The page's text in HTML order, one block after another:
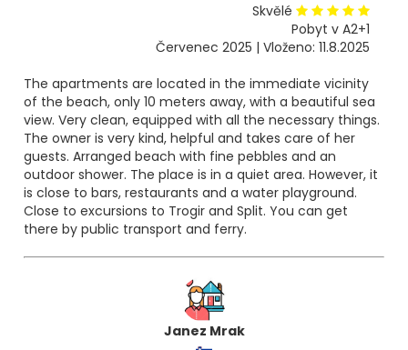
Skvělé
Pobyt v A2+1
Červenec 2025 | Vloženo: 11.8.2025
The apartments are located in the immediate vicinity
of the beach, only 10 meters away, with a beautiful sea
view. Very clean, equipped with all the necessary things.
The owner is very kind, helpful and takes care of her
guests. Arranged beach with fine pebbles and an
outdoor shower. The place is in a quiet area. However, it
is close to bars, restaurants and a water playground.
Close to excursions to Trogir and Split. You can get
there by public transport and ferry.
Janez Mrak